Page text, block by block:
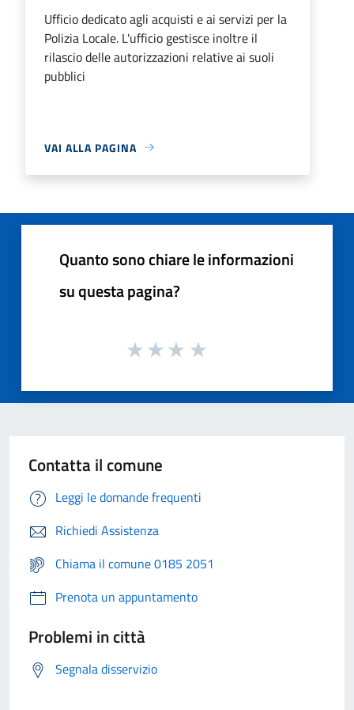
Ufficio dedicato agli acquisti e ai servizi per la
Polizia Locale. L'ufficio gestisce inoltre il
rilascio delle autorizzazioni relative ai suoli
pubblici
VAI ALLA PAGINA
Quanto sono chiare le informazioni
su questa pagina?
Contatta il comune
Leggi le domande frequenti
Richiedi Assistenza
Chiama il comune 0185 2051
Prenota un appuntamento
Problemi in città
Segnala disservizio